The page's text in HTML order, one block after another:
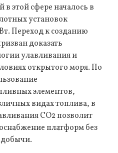
этой сфере началось в
установок
Переход к созданию
доказать
улавливания и
открытого моря. По
элементов,
видах топлива, в
CO2 позволит
платформ без